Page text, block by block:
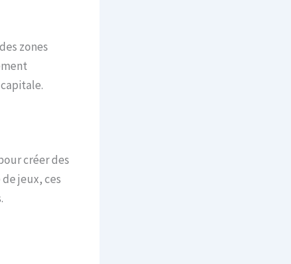
zones
créer des
jeux, ces